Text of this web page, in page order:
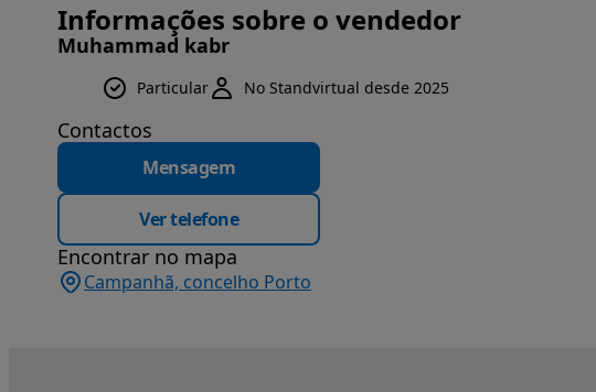
Informações sobre o vendedor
Muhammad kabr
Particular No Standvirtual desde 2025
Contactos
Mensagem
Ver telefone
Encontrar no mapa
Campanhã, concelho Porto